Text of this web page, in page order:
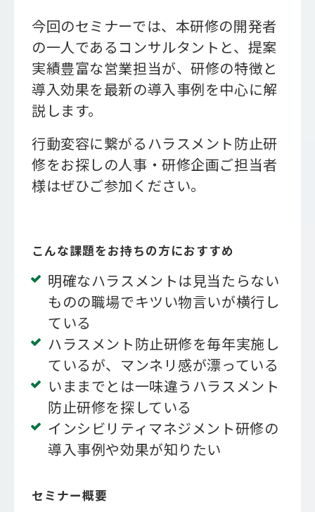
今回のセミナーでは、本研修の開発者
の一人であるコンサルタントと、提案
実績豊富な営業担当が、研修の特徴と
導入効果を最新の導入事例を中心に解
説します。
行動変容に繋がるハラスメント防止研
修をお探しの人事・研修企画ご担当者
様はぜひご参加ください。
こんな課題をお持ちの方におすすめ
明確なハラスメントは見当たらない
ものの職場でキツい物言いが横行し
ている
ハラスメント防止研修を毎年実施し
ているが、マンネリ感が漂っている
いままでとは一味違うハラスメント
防止研修を探している
インシビリティマネジメント研修の
導入事例や効果が知りたい
セミナー概要